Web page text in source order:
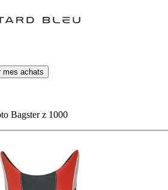
mes achats
Bagster z 1000